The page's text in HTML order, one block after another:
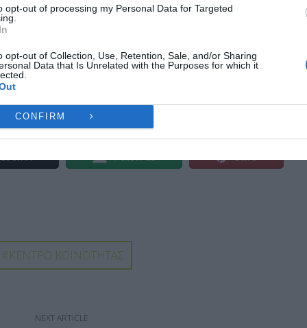
opt-out of processing my Personal Data for Targeted
opt-out of Collection, Use, Retention, Sale, and/or Sharing
Data that Is Unrelated with the Purposes for which it
CONFIRM
να επικοινωνήσουν στο τηλέφωνο του
ΚΕΝΤΡΟ ΚΟΙΝΟΤΗΤΑΣ
NEXT ARTICLE